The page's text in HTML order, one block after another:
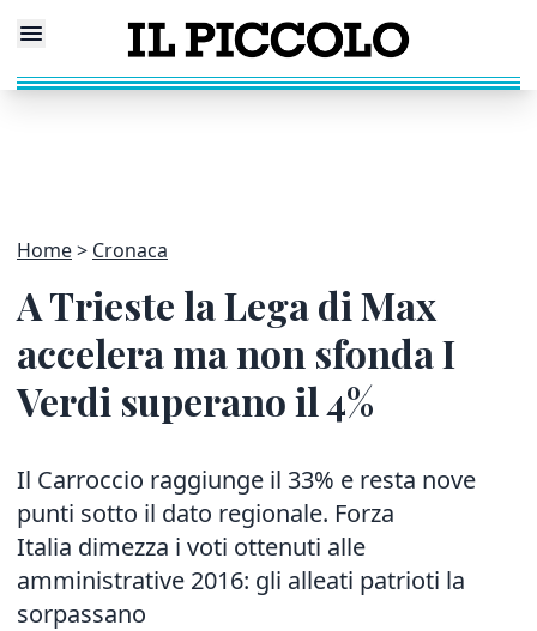
Home Cronaca
A Trieste la Lega di Max
accelera ma non sfonda I
Verdi superano il 4%
Il Carroccio raggiunge il 33% e resta nove
punti sotto il dato regionale. Forza
Italia dimezza i voti ottenuti alle
amministrative 2016: gli alleati patrioti la
sorpassano